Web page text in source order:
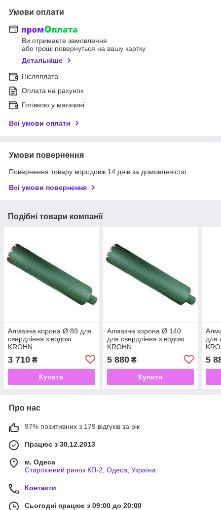
Умови оплати
Ви отримаєте замовлення
або гроші повернуться на вашу картку
Детальніше
Післяплата
Оплата на рахунок
Готівкою у магазині
Всі умови оплати
Умови повернення
Повернення товару впродовж 14 днів за домовленістю
Всі умови повернення
Подібні товари компанії
Алмазна корона Ø 89 для
свердління з водою
KROHN
3 710 ₴
Купити
Алмазна корона Ø 140
для свердління з водою
KROHN
5 880₴
Купити
для
5
Про нас
97% позитивних з 179 відгуків за рік
Працює з 30.12.2013
м. Одеса
Старокінний ринок КП-2, Одеса, Україна
Контакти
Сьогодні працює з 09:00 до 20:00